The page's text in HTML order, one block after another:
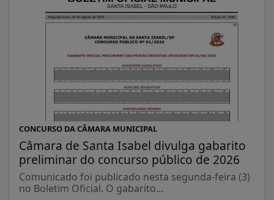
CONCURSO DA CÂMARA MUNICIPAL
Câmara de Santa Isabel divulga gabarito
preliminar do concurso público de 2026
Comunicado foi publicado nesta segunda-feira (3)
no Boletim Oficial. O gabarito...